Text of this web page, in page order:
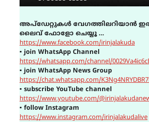
അപ്ഡേറ്റുകൾ വേഗത്തിലറിയാൻ
ലൈവ് ഫോളോ ചെയ്യൂ …
https://www.facebook.com/irinjalakuda
▪ join WhatsApp Channel
https://whatsapp.com/channel/
▪ join WhatsApp News Group
https://chat.whatsapp.com/
▪ subscribe YouTube channel
https://www.youtube.com/
▪ follow Instagram
https://www.instagram.com/irinjalakudalive